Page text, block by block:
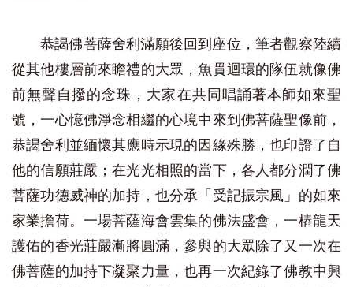
恭謁佛菩薩舍利滿願後回到座位，筆者觀察陸續
從其他樓層前來瞻禮的大眾，魚貫迴環的隊伍就像佛
前無聲自撥的念珠，大家在共同唱誦著本師如來聖
號，一心憶佛淨念相繼的心境中來到佛菩薩聖像前，
恭謁舍利並緬懷其應時示現的因緣殊勝，也印證了自
他的信願莊嚴；在光光相照的當下，各人都分潤了佛
菩薩功德威神的加持，也分承「受記振宗風」的如來
家業擔荷。一場菩薩海會雲集的佛法盛會，一樁龍天
護佑的香光莊嚴漸將圓滿，參與的大眾除了又一次在
佛菩薩的加持下凝聚力量，也再一次紀錄了佛教中興